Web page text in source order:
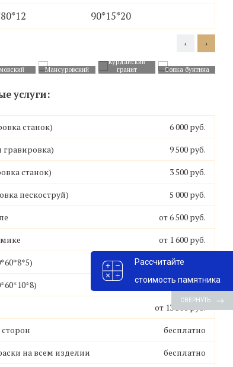
07 08 09
Ваза 007
от 6 000
от 6 300
Ваза 009
от 6 000
₽
12 000 руб
руб
90*15*20
Мансуровский
Курдайский
гранит
Cопка бунтина
‹ ›
услуги:
станок)
6 000 руб.
гравировка)
9 500 руб.
станок)
3 500 руб.
пескоструй)
5 000 руб.
от 6 500 руб.
от 1 600 руб.
8 900 руб.
15 800 руб.
от 13 500 руб.
бесплатно
на всем изделии
бесплатно
Рассчитайте
стоимость памятника
СВЕРНУТЬ